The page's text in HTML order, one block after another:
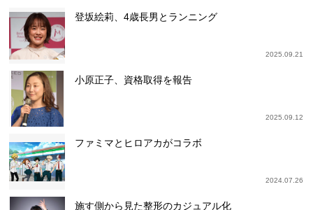
登坂絵莉、4歳長男とランニング
2025.09.21
小原正子、資格取得を報告
2025.09.12
ファミマとヒロアカがコラボ
2024.07.26
施す側から見た整形のカジュアル化